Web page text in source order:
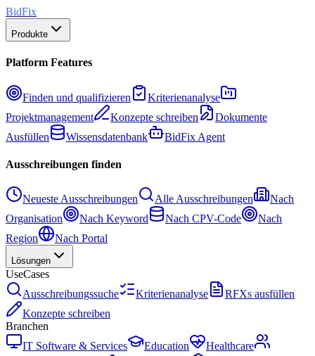
BidFix
Produkte
Platform Features
Finden und qualifizieren
Kriterienanalyse
Projektmanagement
Konzepte schreiben
Dokumente
Ausfüllen
Wissensdatenbank BidFix Agent
Ausschreibungen finden
Neueste Ausschreibungen Alle Ausschreibungen
Nach
Organisation
Nach Keyword Nach CPV-Code
Nach
Region
Nach Portal
Lösungen
UseCases
Ausschreibungssuche
Kriterienanalyse
RFXs ausfüllen
Konzepte schreiben
Branchen
IT Software & Services
Education
Healthcare